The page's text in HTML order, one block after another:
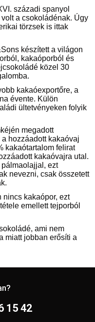
századi spanyol
a csokoládénak. Úgy
törzsek is ittak
készített a világon
kakaóporból és
közel 30
kakaóexportőre, a
évente. Külön
ültetvényeken folyik
megadott
hozzáadott kakaóvaj
kakaótartalom felirat
kakaóvajra utal.
ezt
nevezni, csak összetett
nincs kakaópor, ezt
emellett tejporból
ami nem
miatt jobban erősíti a
15 42